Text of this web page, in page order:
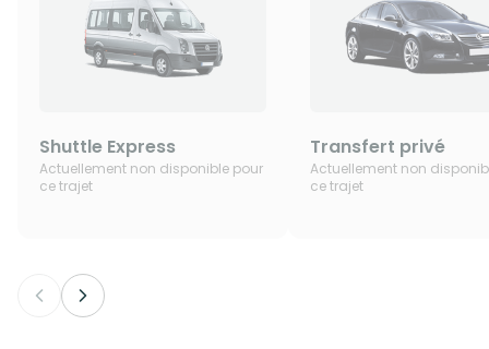
Shuttle Express
Actuellement non disponible pour
ce trajet
Transfert privé
Actuellement non
ce trajet